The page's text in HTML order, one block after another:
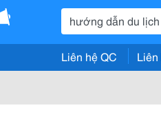
Liên hệ QC